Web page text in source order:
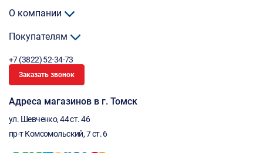
О компании
Покупателям
+7 (3822) 52-34-73
Заказать звонок
Адреса магазинов в г. Томск
ул. Шевченко, 44 ст. 46
пр-т Комсомольский, 7 ст. 6